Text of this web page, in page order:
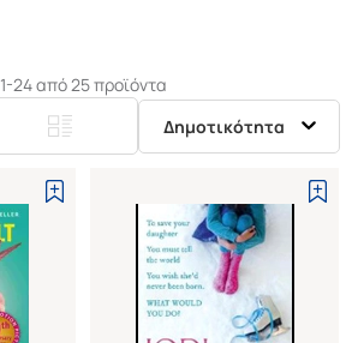
1-24 από 25 προϊόντα
Δημοτικότητα